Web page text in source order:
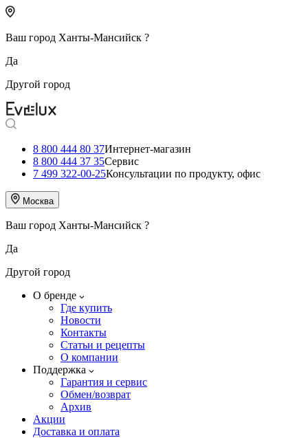
Ваш город Ханты-Мансийск ?
Да
Другой город
8 800 444 80 37Интернет-магазин
8 800 444 37 35Сервис
7 499 322-00-25Консультации по продукту, офис
Москва
Ваш город Ханты-Мансийск ?
Да
Другой город
О бренде
Где купить
Новости
Контакты
Статьи и рецепты
О компании
Поддержка
Гарантия и сервис
Обмен/возврат
Архив
Акции
Доставка и оплата